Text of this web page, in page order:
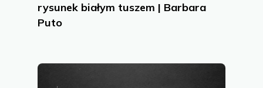
rysunek białym tuszem | Barbara
Puto